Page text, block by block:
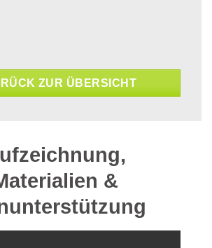
ZUR ÜBERSICHT
&